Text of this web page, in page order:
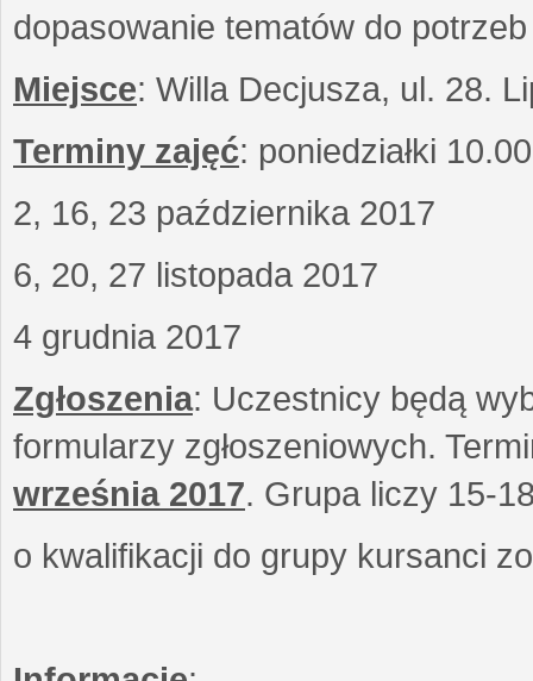
dopasowanie tematów do
Miejsce: Willa Decjusza, ul. 28.
Terminy zajęć: poniedziałki
2, 16, 23 października 2017
6, 20, 27 listopada 2017
4 grudnia 2017
Zgłoszenia: Uczestnicy będą
formularzy zgłoszeniowych.
września 2017. Grupa liczy 15-
o kwalifikacji do grupy kursanci